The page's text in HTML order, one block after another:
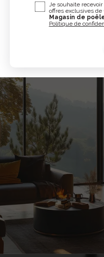
Je souhaite
offres exclusives de
Magasin de
Politique de